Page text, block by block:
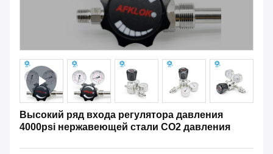
Высокий ряд входа регулятора давления
4000psi нержавеющей стали СО2 давления